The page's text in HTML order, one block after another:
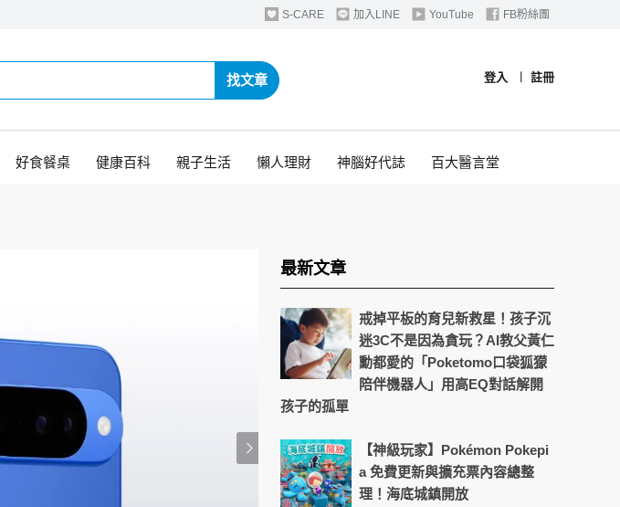
S-CARE 加入LINE YouTube FB粉絲團
登入 註冊
找文章
好食餐桌 健康百科 親子生活 懶人理財 神腦好代誌 百大醫言堂
最新文章
戒掉平板的育兒新救星！孩子沉
迷3C不是因為貪玩？AI教父黃仁
勳都愛的「Poketomo口袋狐獴
陪伴機器人」用高EQ對話解開
孩子的孤單
【神級玩家】Pokémon Pokepi
a 免費更新與擴充票內容總整
理！海底城鎮開放